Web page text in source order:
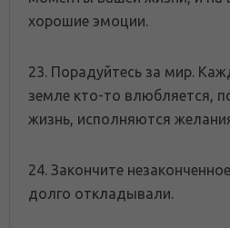
хорошие эмоции.
23. Порадуйтесь за мир.
земле кто-то влюбляется,
жизнь, исполняются
24. Закончите
долго откладывали.